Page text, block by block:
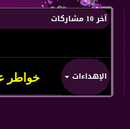
آخر 10 مشاركات
الإهداءات